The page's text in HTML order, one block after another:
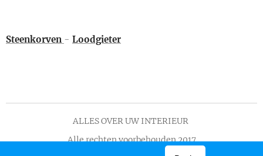
Steenkorven - Loodgieter
ALLES OVER UW INTERIEUR
Alle rechten voorbehouden 2017